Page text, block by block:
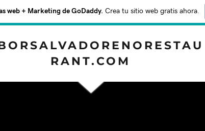
web + Marketing de GoDaddy. Crea tu sitio web gratis ahora.
RANT.COM